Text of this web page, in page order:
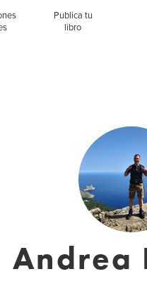
Publica tu
libro
Andrea